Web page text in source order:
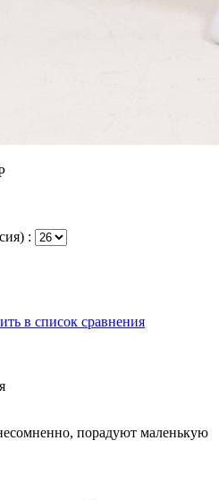
:
в список сравнения
порадуют маленькую